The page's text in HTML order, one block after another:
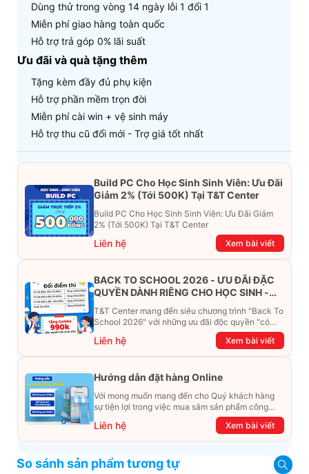
Dùng thử trong vòng 14 ngày lỗi 1 đổi 1
Miễn phí giao hàng toàn quốc
Hỗ trợ trả góp 0% lãi suất
Ưu đãi và quà tặng thêm
Tặng kèm đầy đủ phụ kiện
Hỗ trợ phần mềm trọn đời
Miễn phí cài win + vệ sinh máy
Hỗ trợ thu cũ đổi mới - Trợ giá tốt nhất
Build PC Cho Học Sinh Sinh Viên: Ưu Đãi
Giảm 2% (Tới 500K) Tại T&T Center
Build PC Cho Học Sinh Sinh Viên: Ưu Đãi Giảm
2% (Tới 500K) Tại T&T Center
Liên hệ Xem bài viết
BACK TO SCHOOL 2026 - ƯU ĐÃI ĐẶC
QUYỀN DÀNH RIÊNG CHO HỌC SINH -
T&T Center mang đến siêu chương trình "Back To
School 2026" với những ưu đãi độc quyền "có
một không hai". Đừng để chiếc ví phải "ét-ô-ét",
cùng khám phá ngay ưu đãi siêu khủng dưới đây
nhé!
Liên hệ Xem bài viết
Hướng dẫn đặt hàng Online
Với mong muốn mang đến cho Quý khách hàng
sự tiện lợi trong việc mua sắm sản phẩm công
nghệ từ xa. Trong bài viết này, T&T Center sẽ
hướng dẫn chi tiết cách mua hàng trực tuyến qua
các kênh online Website, Zalo, Messenger và
dễ dàng và nhanh chóng nhất. Cùng xem ngay
Liên hệ Xem bài viết
So sánh sản phẩm tương tự